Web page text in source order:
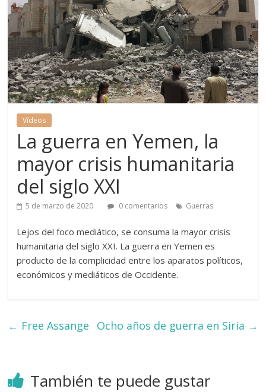
Vídeos
La guerra en Yemen, la
mayor crisis humanitaria
del siglo XXI
5 de marzo de 2020 0 comentarios Guerras
Lejos del foco mediático, se consuma la mayor crisis
humanitaria del siglo XXI. La guerra en Yemen es
producto de la complicidad entre los aparatos políticos,
económicos y mediáticos de Occidente.
← Free Assange Ocho años de guerra en Siria →
También te puede gustar